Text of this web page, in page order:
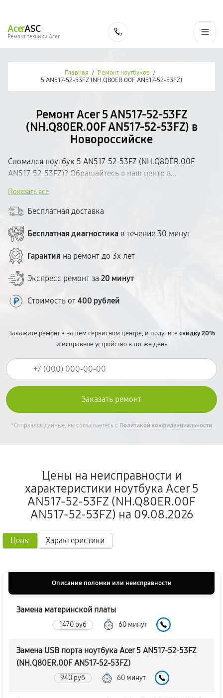
AcerASC
Ремонт техники Acer
Главная / Ремонт ноутбуков /
5 AN517-52-53FZ (NH.Q80ER.00F AN517-52-53FZ)
Ремонт Acer 5 AN517-52-53FZ
(NH.Q80ER.00F AN517-52-53FZ) в
Новороссийске
Сломался ноутбук 5 AN517-52-53FZ (NH.Q80ER.00F
AN517-52-53FZ)? Обращайтесь в наш центр в
определим неисправность. Работаем с качественными
запчастями, предоставляем гарантию на все виды работ.
стоимость озвучиваем до начала ремонта.
Показать всё
Бесплатная доставка
Бесплатная диагностика в течение 30 минут
Гарантия на ремонт до 3х лет
Экспресс ремонт за 20 минут
Стоимость от 400 рублей
Закажите ремонт в нашем сервисном центре, и получитескидку 20%
и исправное устройство в тот же день
*Отправляя данные, вы соглашаетесь с Политикой конфиденциальности
Цены на неисправности и
характеристики ноутбука Acer 5
AN517-52-53FZ (NH.Q80ER.00F
AN517-52-53FZ) на 09.08.2026
Цены Характеристики
Описание поломки или неисправности
Замена материнской платы
1470 руб 60 минут
Замена USB порта ноутбука Acer 5 AN517-52-53FZ
(NH.Q80ER.00F AN517-52-53FZ)
940 руб 60 минут